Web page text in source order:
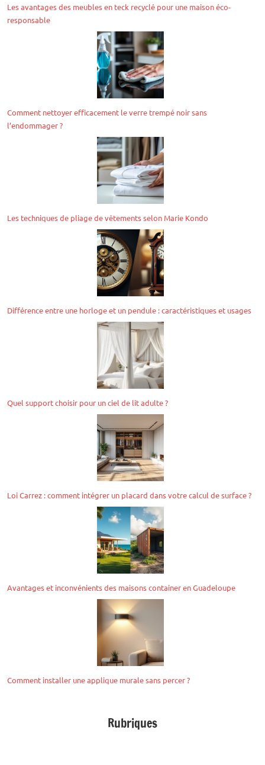
Les avantages des meubles en teck recyclé pour une maison éco-
responsable
Comment nettoyer efficacement le verre trempé noir sans
l’endommager ?
Les techniques de pliage de vêtements selon Marie Kondo
Différence entre une horloge et un pendule : caractéristiques et usages
Quel support choisir pour un ciel de lit adulte ?
Loi Carrez : comment intégrer un placard dans votre calcul de surface ?
Avantages et inconvénients des maisons container en Guadeloupe
Comment installer une applique murale sans percer ?
Rubriques